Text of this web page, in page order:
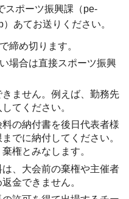
スポーツ振興課（pe-
あてお送りください。
締め切ります。
場合は直接スポーツ振興
ません。例えば、勤務先
てください。
の納付書を後日代表者様
でに納付してください。
権とみなします。
、大会前の棄権や主催者
金できません。